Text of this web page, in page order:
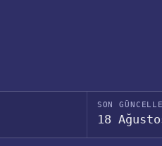
SON
18